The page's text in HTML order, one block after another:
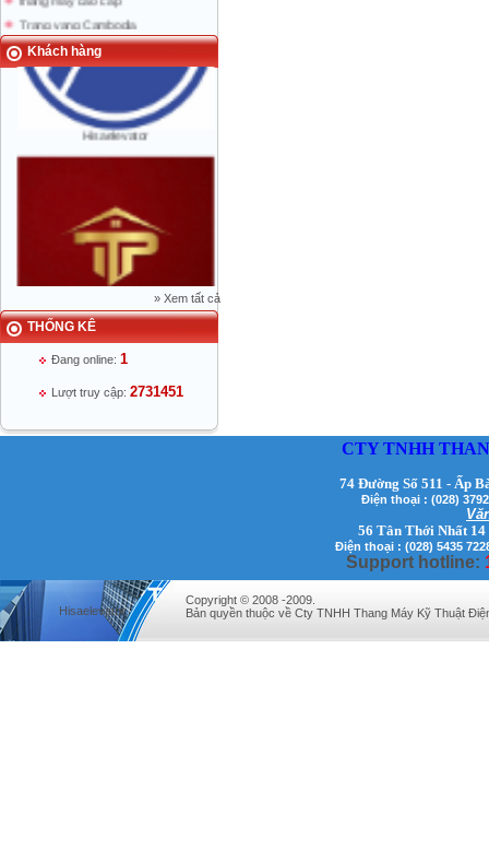
trang vang Lao
bao nguoi lao dong
Khách hàng
Hisaelevator
Mr Phạm Đức Thuận - Giám Đốc - 0904
788 622
» Xem tất cả
THỐNG KÊ
Đang online: 1
Lượt truy cập: 2731451
CTY TNHH
74 Đường Số 511 - Ấp
Điện thoại : (028)
56 Tân Thới Nhất
Điện thoại : (028) 5435
Support hotline:
Hisaelevator
Copyright © 2008 -2009.
Bản quyền thuộc về Cty TNHH Thang Máy Kỹ Thuật